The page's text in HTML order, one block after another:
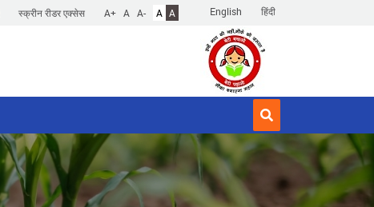
English हिंदी
स्क्रीन रीडर एक्सेस A+ A A- A A